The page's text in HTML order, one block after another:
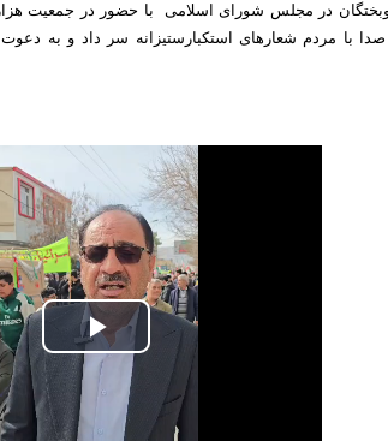
در مجلس شورای اسلامی با حضور در جمعیت
با مردم شعارهای استکبارستیزانه سر داد و به دعوت
Play
Video